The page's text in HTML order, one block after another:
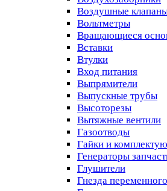
Воздушные
Вольтметры
Вращающиеся
Вставки
Втулки
Вход питания
Выпрямители
Выпускные трубы
Высоторезы
Вытяжные вентили
Газоотводы
Гайки и
Генераторы
Глушители
Гнезда